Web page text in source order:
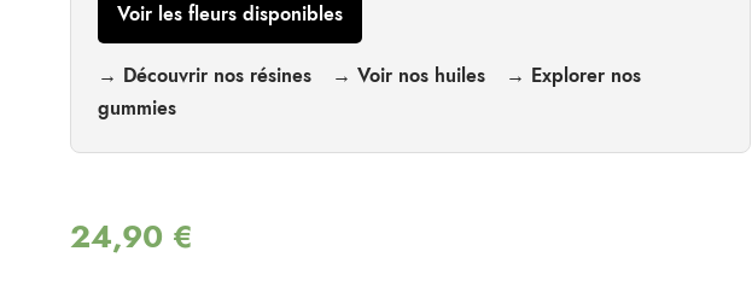
Voir les fleurs disponibles
→ Découvrir nos résines → Voir nos huiles
→ Explorer nos
gummies
24,90 €